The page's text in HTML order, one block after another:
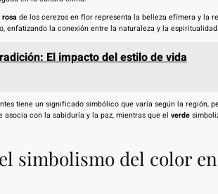
rosa de los cerezos en flor representa la belleza efímera y la
enfatizando la conexión entre la naturaleza y la espiritualidad.
El impacto del estilo de vida
tiene un significado simbólico que varía según la región,
asocia con la sabiduría y la paz, mientras que el verde
simbolismo del color en